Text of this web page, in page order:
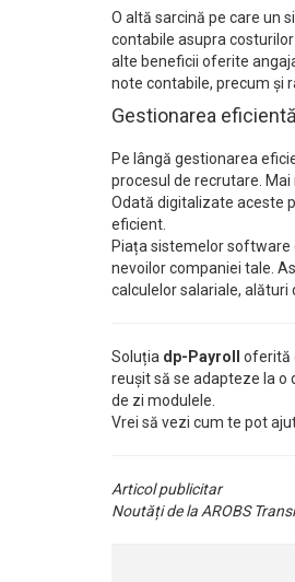
O altă sarcină pe care un
contabile asupra
alte beneficii oferite
note contabile, precum și
Gestionarea
Pe lângă gestionarea
procesul de recrutare.
Odată digitalizate aceste
eficient.
Piața sistemelor software
nevoilor companiei tale.
calculelor salariale,
Soluția dp-Payroll oferită
reușit să se adapteze la
de zi modulele.
Vrei să vezi cum te pot
Articol publicitar
Noutăți de la AROBS